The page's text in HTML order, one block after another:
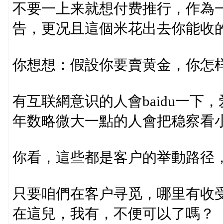
不要一上来就想付费推行，作為
告，更况且這個米花出去你能收
你想想：假設你要賣黄金，你怎
有互联網意识的人會baidu一下
年数略微大一點的人會把稳察看
你看，這些都是客户的举動路径
只要咱們在客户寻觅，哪里有
在這兒，我有，不便可以了嗎？